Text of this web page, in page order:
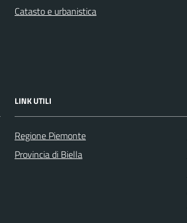
Catasto e urbanistica
LINK UTILI
Regione Piemonte
Provincia di Biella